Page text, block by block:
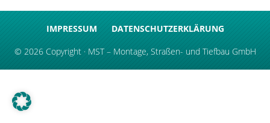
IMPRESSUM
DATENSCHUTZERKLÄRUNG
© 2026 Copyright · MST – Montage, Straßen- und Tiefbau GmbH